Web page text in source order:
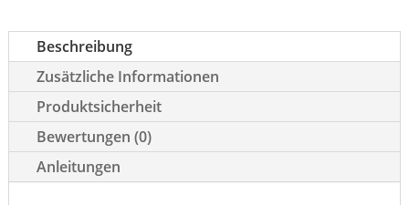
XP
extralang
Menge
Beschreibung
Zusätzliche Informationen
Produktsicherheit
Bewertungen (0)
Anleitungen